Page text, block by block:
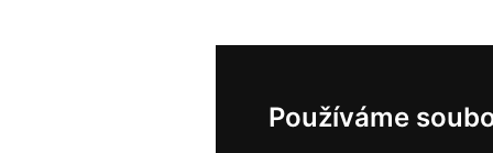
Používáme